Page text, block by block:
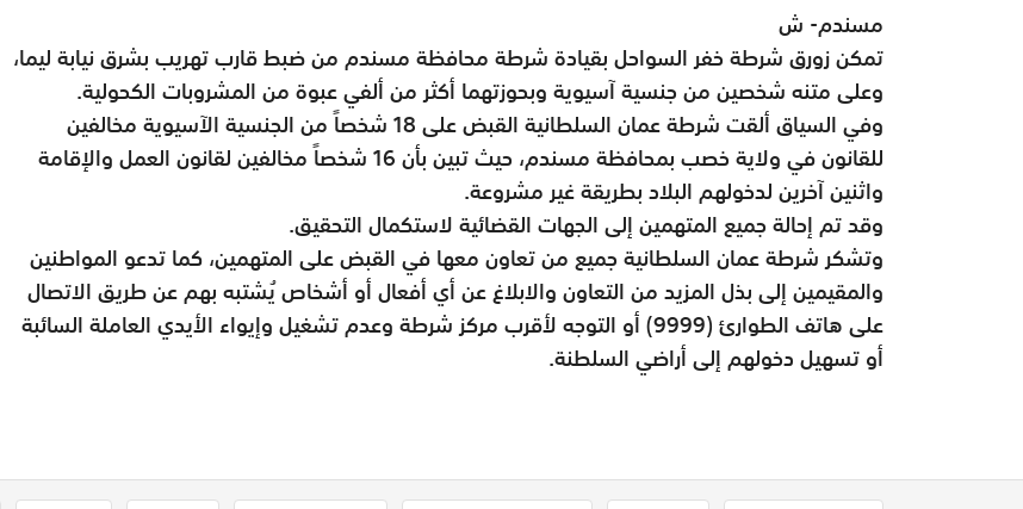
مسندم- ش
تمكن زورق شرطة خفر السواحل بقيادة شرطة محافظة مسندم من ضبط قارب تهريب بشرق نيابة ليما،
وعلى متنه شخصين من جنسية آسيوية وبحوزتهما أكثر من ألفي عبوة من المشروبات الكحولية.
وفي السياق ألقت شرطة عمان السلطانية القبض على 18 شخصاً من الجنسية الآسيوية مخالفين
للقانون في ولاية خصب بمحافظة مسندم، حيث تبين بأن 16 شخصاً مخالفين لقانون العمل والإقامة
واثنين آخرين لدخولهم البلاد بطريقة غير مشروعة.
وقد تم إحالة جميع المتهمين إلى الجهات القضائية لاستكمال التحقيق.
وتشكر شرطة عمان السلطانية جميع من تعاون معها في القبض على المتهمين، كما تدعو المواطنين
والمقيمين إلى بذل المزيد من التعاون والابلاغ عن أي أفعال أو أشخاص يُشتبه بهم عن طريق الاتصال
على هاتف الطوارئ (9999) أو التوجه لأقرب مركز شرطة وعدم تشغيل وإيواء الأيدي العاملة السائبة
أو تسهيل دخولهم إلى أراضي السلطنة.